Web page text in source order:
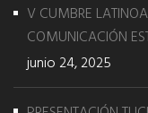
V CUMBRE
COMUNICACIÓN
junio 24, 2025